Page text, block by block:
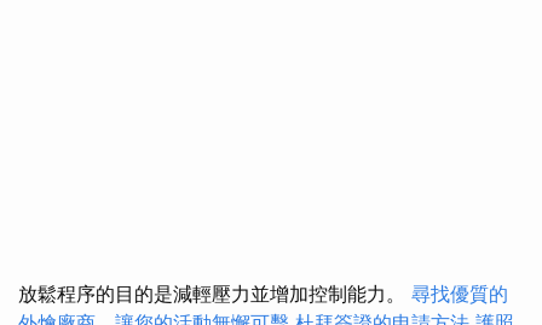
放鬆程序的目的是減輕壓力並增加控制能力。 尋找優質的